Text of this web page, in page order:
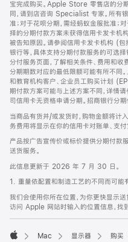
宝完成购买。Apple Store 零售店的
同，请到店咨询 Specialist 专家。所有
准；对于花呗分期，需经蚂蚁金服批准；
择的分期付款方案未获得信用卡发卡机
被告知原因。请参阅信用卡发卡机构 (包
银行等，具体支持分期付款服务的可选
分付服务页面，了解相关条件、费用和收
分期期数对应的最低限额可能有所不同
和教育机构客户、企业员工购买计划
期付款方案可能与上述方案不同，详情
司信用卡无资格申请分期。招商银行分
当商品有货并/或发货时，购物金额将计
务费用将显示在你的信用卡对账单、支付
产品按广告宣传价或标价提供分期付款
送货服务。
此信息更新于 2026 年 7 月 30 日。
1. 重量依配置和制造工艺的不同而可能
我们会使用你所在位置，为你更快显示
访问 Apple 网站时输入的位置信息，找
Mac 显示器 购买